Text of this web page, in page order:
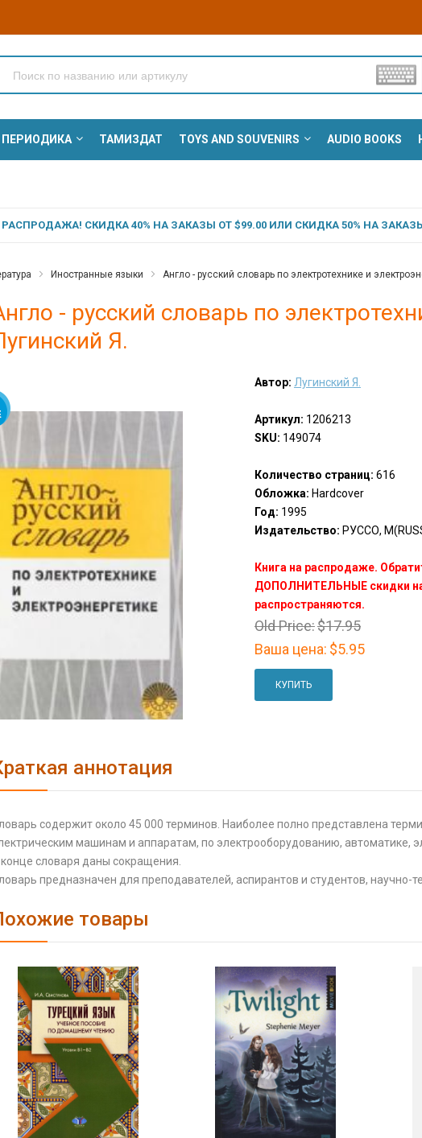
ПЕРИОДИКА ТАМИЗДАТ TOYS AND SOUVENIRS AUDIO BOOKS
РАСПРОДАЖА! СКИДКА 40% НА ЗАКАЗЫ ОТ $99.00 ИЛИ СКИДКА 50% НА ЗАКАЗЫ
Иностранные языки Англо - русский словарь по электротехнике и
- русский словарь по
Я.
Автор: Лугинский Я.
Артикул: 1206213
SKU: 149074
Количество страниц: 616
Обложка: Hardcover
Год: 1995
Издательство: РУССО,
Книга на распродаже.
ДОПОЛНИТЕЛЬНЫЕ скидки
распространяются.
Old Price:$17.95
Ваша цена: $5.95
КУПИТЬ
аннотация
содержит около 45 000 терминов. Наиболее полно представлена
машинам и аппаратам, по электрооборудованию, автоматике,
конце словаря даны сокращения.
предназначен для преподавателей, аспирантов и студентов, научно-
товары